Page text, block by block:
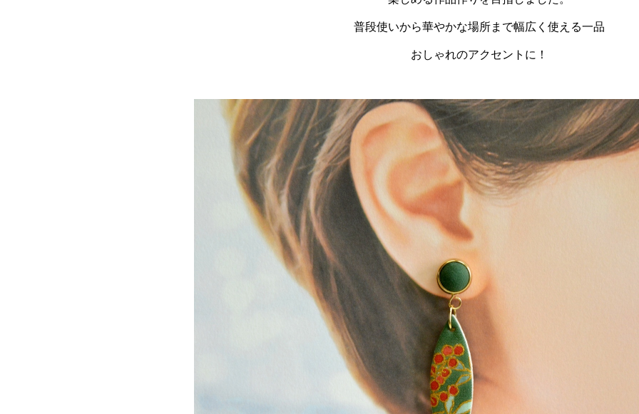
普段使いから華やかな場所まで幅広く使える一品
おしゃれのアクセントに！